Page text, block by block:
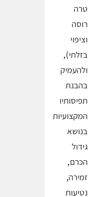
טרה
רוסה
וציפוי
בזלתי),
ולהעמיק
בהבנת
תפיסותיו
המקצועיות
בנושא
גידול
הכרם,
זמירה,
נטיעות